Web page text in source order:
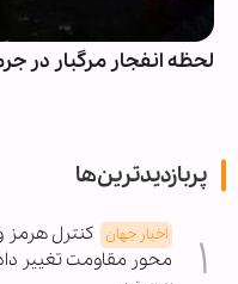
لحظه انفجار مرگبار در
پربازدیدترین‌ها
اخبار جهان کنترل هرمز
محور مقاومت تغییر